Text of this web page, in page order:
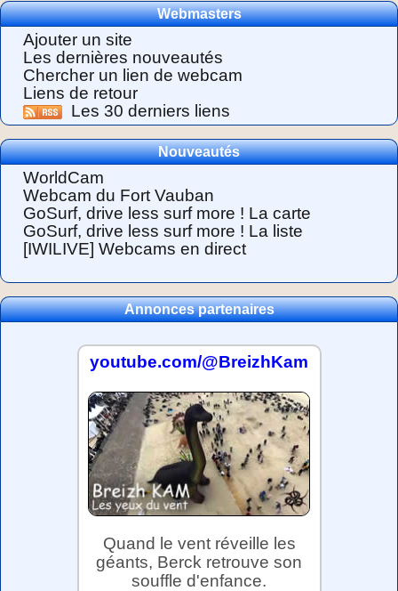
Webmasters
Ajouter un site
Les dernières nouveautés
Chercher un lien de webcam
Liens de retour
Les 30 derniers liens
Nouveautés
WorldCam
Webcam du Fort Vauban
GoSurf, drive less surf more ! La carte
GoSurf, drive less surf more ! La liste
[IWILIVE] Webcams en direct
Annonces partenaires
youtube.com/@BreizhKam
Quand le vent réveille les
géants, Berck retrouve son
souffle d'enfance.